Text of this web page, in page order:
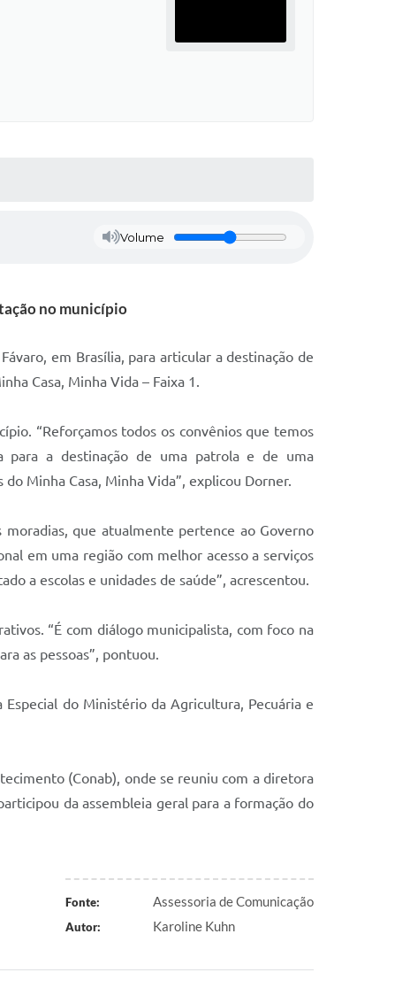
Volume
no município
em Brasília, para articular a destinação de
Casa, Minha Vida – Faixa 1.
“Reforçamos todos os convênios que temos
para a destinação de uma patrola e de uma
Minha Casa, Minha Vida”, explicou Dorner.
que atualmente pertence ao Governo
em uma região com melhor acesso a serviços
a escolas e unidades de saúde”, acrescentou.
“É com diálogo municipalista, com foco na
as pessoas”, pontuou.
do Ministério da Agricultura, Pecuária e
(Conab), onde se reuniu com a diretora
da assembleia geral para a formação do
Fonte: Assessoria de Comunicação
Autor: Karoline Kuhn